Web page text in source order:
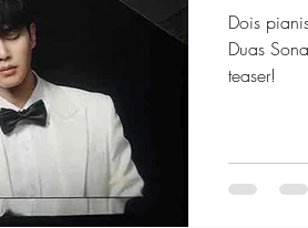
com
Dois
Duas
teaser!